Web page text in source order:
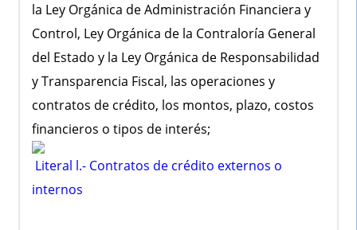
la Ley Orgánica de Administración Financiera y
Control, Ley Orgánica de la Contraloría General
del Estado y la Ley Orgánica de Responsabilidad
y Transparencia Fiscal, las operaciones y
contratos de crédito, los montos, plazo, costos
financieros o tipos de interés;
Literal l.- Contratos de crédito externos o
internos